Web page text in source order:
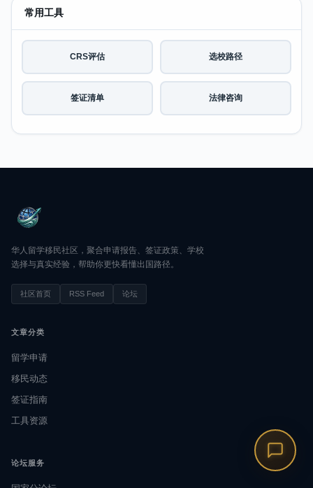
常用工具
CRS评估 选校路径
签证清单 法律咨询
华人留学移民社区，聚合申请报告、签证政策、学校
选择与真实经验，帮助你更快看懂出国路径。
社区首页 RSS Feed 论坛
文章分类
留学申请
移民动态
签证指南
工具资源
论坛服务